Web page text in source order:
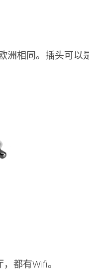
洲相同。插头可以
都有Wifi。